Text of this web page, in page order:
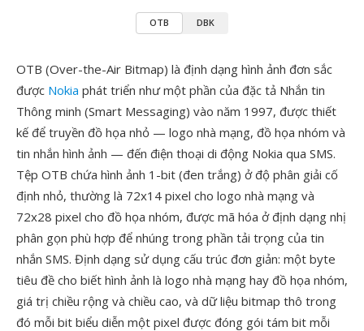
OTB DBK
OTB (Over-the-Air Bitmap) là định dạng hình ảnh đơn sắc
được Nokia phát triển như một phần của đặc tả Nhắn tin
Thông minh (Smart Messaging) vào năm 1997, được thiết
kế để truyền đồ họa nhỏ — logo nhà mạng, đồ họa nhóm và
tin nhắn hình ảnh — đến điện thoại di động Nokia qua SMS.
Tệp OTB chứa hình ảnh 1-bit (đen trắng) ở độ phân giải cố
định nhỏ, thường là 72x14 pixel cho logo nhà mạng và
72x28 pixel cho đồ họa nhóm, được mã hóa ở định dạng nhị
phân gọn phù hợp để nhúng trong phần tải trọng của tin
nhắn SMS. Định dạng sử dụng cấu trúc đơn giản: một byte
tiêu đề cho biết hình ảnh là logo nhà mạng hay đồ họa nhóm,
giá trị chiều rộng và chiều cao, và dữ liệu bitmap thô trong
đó mỗi bit biểu diễn một pixel được đóng gói tám bit mỗi